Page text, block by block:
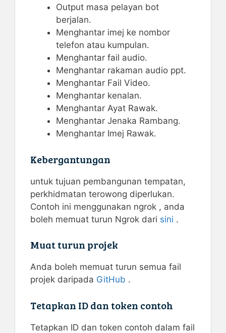
Output masa pelayan bot
berjalan.
Menghantar imej ke nombor
telefon atau kumpulan.
Menghantar fail audio.
Menghantar rakaman audio ppt.
Menghantar Fail Video.
Menghantar kenalan.
Menghantar Ayat Rawak.
Menghantar Jenaka Rambang.
Menghantar Imej Rawak.
Kebergantungan
untuk tujuan pembangunan tempatan,
perkhidmatan terowong diperlukan.
Contoh ini menggunakan ngrok , anda
boleh memuat turun Ngrok dari sini .
Muat turun projek
Anda boleh memuat turun semua fail
projek daripada GitHub .
Tetapkan ID dan token contoh
Tetapkan ID dan token contoh dalam fail